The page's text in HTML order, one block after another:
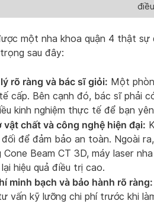
một nha khoa quận 4 thật
sau đây:
rõ ràng và bác sĩ giỏi: Một
cấp. Bên cạnh đó, bác sĩ phải
kinh nghiệm thực tế để bạn
vật chất và công nghệ hiện đại:
để đảm bảo an toàn. Ngoài
Cone Beam CT 3D, máy laser
hiệu quả điều trị cao.
minh bạch và bảo hành rõ ràng:
vấn kỹ lưỡng chi phí trước khi